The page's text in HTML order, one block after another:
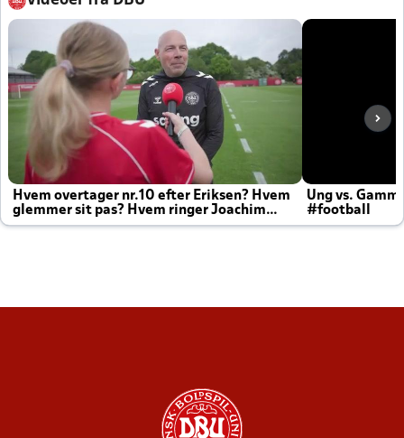
Hvem overtager nr.10 efter Eriksen? Hvem
glemmer sit pas? Hvem ringer Joachim
altid til efter kampe?
Ung vs.
#football